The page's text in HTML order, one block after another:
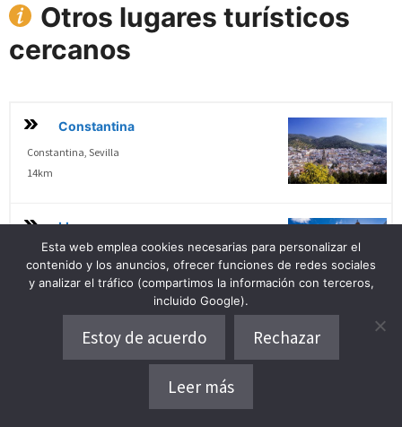
Otros lugares turísticos
cercanos
Constantina
Constantina, Sevilla
14km
Llerena
Llerena, Badajoz
40.6km
Esta web emplea cookies necesarias para personalizar el
contenido y los anuncios, ofrecer funciones de redes sociales
y analizar el tráfico (compartimos la información con terceros,
incluido Google).
Estoy de acuerdo Rechazar
Leer más